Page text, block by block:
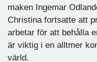
maken Ingemar
Christina fortsatte att
arbetar för att behålla
är viktig i en alltmer
värld.